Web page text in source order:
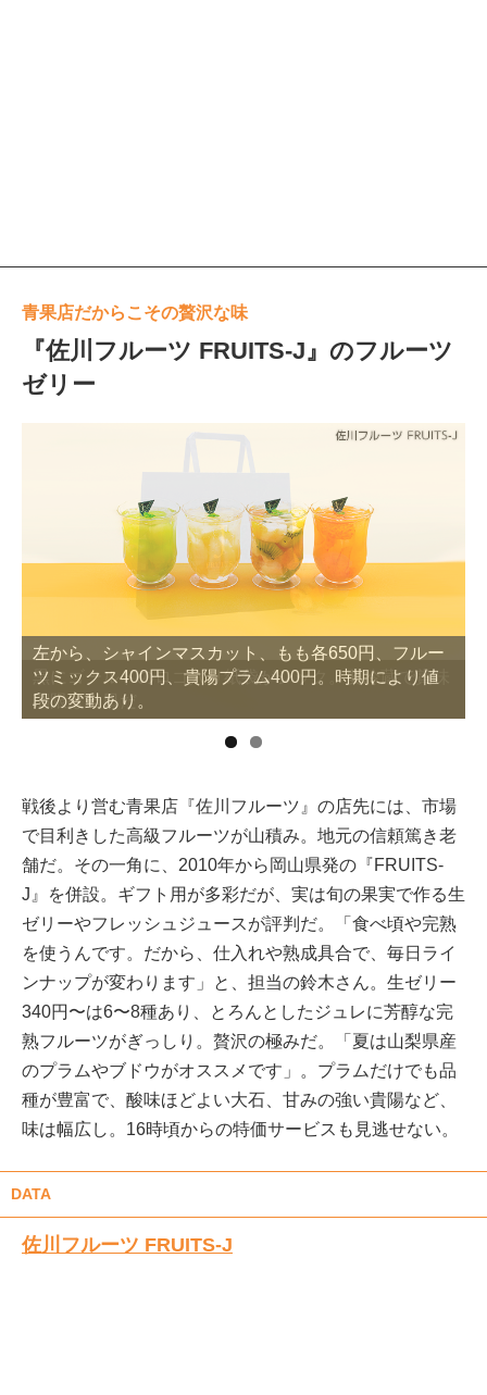
青果店だからこその贅沢な味
『佐川フルーツ FRUITS-J』のフルーツ
ゼリー
左から、シャインマスカット、もも各650円、フルー
ツミックス400円、貴陽プラム400円。時期により値
段の変動あり。
戦後より営む青果店『佐川フルーツ』の店先には、市場
で目利きした高級フルーツが山積み。地元の信頼篤き老
舗だ。その一角に、2010年から岡山県発の『FRUITS-
J』を併設。ギフト用が多彩だが、実は旬の果実で作る生
ゼリーやフレッシュジュースが評判だ。「食べ頃や完熟
を使うんです。だから、仕入れや熟成具合で、毎日ライ
ンナップが変わります」と、担当の鈴木さん。生ゼリー
340円〜は6〜8種あり、とろんとしたジュレに芳醇な完
熟フルーツがぎっしり。贅沢の極みだ。「夏は山梨県産
のプラムやブドウがオススメです」。プラムだけでも品
種が豊富で、酸味ほどよい大石、甘みの強い貴陽など、
味は幅広し。16時頃からの特価サービスも見逃せない。
DATA
佐川フルーツ FRUITS-J